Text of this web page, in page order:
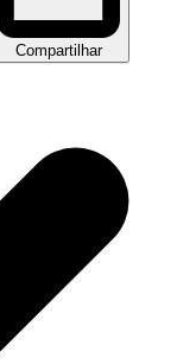
Compartilhar